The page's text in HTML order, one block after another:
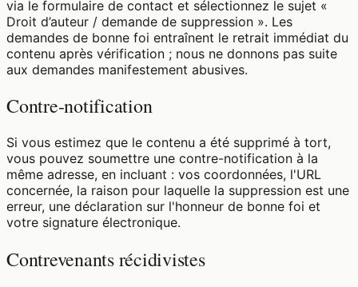
via le formulaire de contact et sélectionnez le sujet «
Droit d’auteur / demande de suppression ». Les
demandes de bonne foi entraînent le retrait immédiat du
contenu après vérification ; nous ne donnons pas suite
aux demandes manifestement abusives.
Contre-notification
Si vous estimez que le contenu a été supprimé à tort,
vous pouvez soumettre une contre-notification à la
même adresse, en incluant : vos coordonnées, l'URL
concernée, la raison pour laquelle la suppression est une
erreur, une déclaration sur l'honneur de bonne foi et
votre signature électronique.
Contrevenants récidivistes